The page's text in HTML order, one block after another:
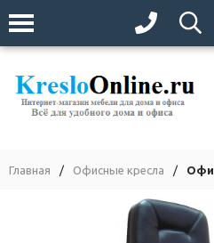
Главная / Офисные кресла /